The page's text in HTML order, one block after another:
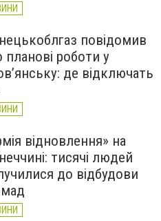
повідомив
планові роботи у
де відключать
відновлення» на
тисячі людей
до відбудови